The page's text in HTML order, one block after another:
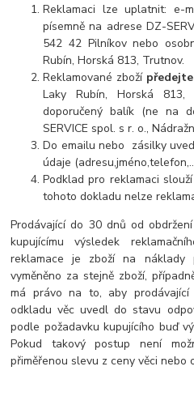
Reklamaci lze uplatnit: e-
písemně na adrese DZ-
542 42 Pilníkov nebo
Rubín, Horská 813, Trutnov.
Reklamované zboží
Laky Rubín, Horská
doporučený balík (ne na
SERVICE spol. s r. o.,
Do emailu nebo zásilky
údaje
Podklad pro reklamaci
tohoto dokladu nelze
Prodávající do 30 dnů od
kupujícímu výsledek
reklamace je zboží na náklady
vyměněno za stejně zboží,
má právo na to, aby
odkladu věc uvedl do stavu
podle požadavku kupujícího buď
Pokud takový postup není
přiměřenou slevu z ceny věci nebo